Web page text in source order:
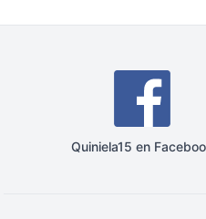
Quiniela15 en